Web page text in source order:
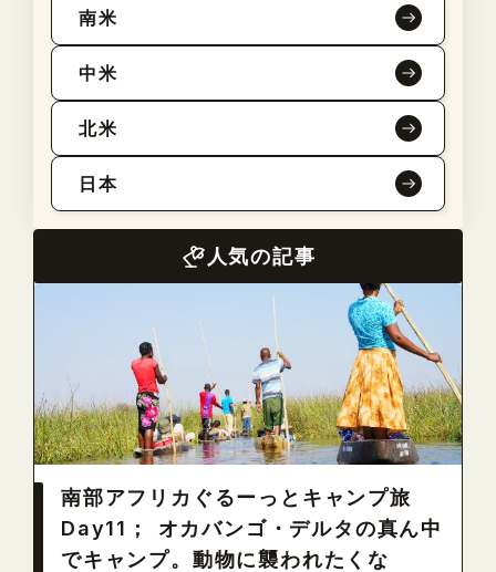
南米
中米
北米
日本
人気の記事
南部アフリカぐるーっとキャンプ旅
Day11； オカバンゴ・デルタの真ん中
でキャンプ。動物に襲われたくな